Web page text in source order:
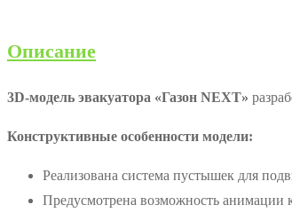
Описание
3D-модель эвакуатора «Газон NEXT»
Конструктивные особенности модели:
Реализована система пустышек для
Предусмотрена возможность анимации